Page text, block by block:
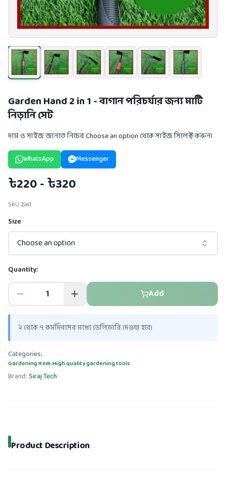
Garden Hand 2 in 1 - বাগান পরিচর্যার জন্য মাটি
নিড়ানি সেট
দাম ও সাইজ জানতে নিচের Choose an option থেকে সাইজ সিলেক্ট করুন।
WhatsApp
Messenger
৳220 - ৳320
SKU:2in1
Size
Choose an option
Quantity:
Add
২ থেকে ৭ কর্মদিবসের মধ্যে ডেলিভারি দেওয়া হবে।
Categories:
Gardening Item›High quality gardening tools
Brand:Siraj Tech
Product Description